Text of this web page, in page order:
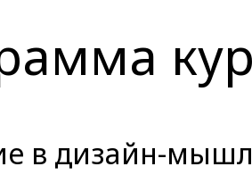
в дизайн-